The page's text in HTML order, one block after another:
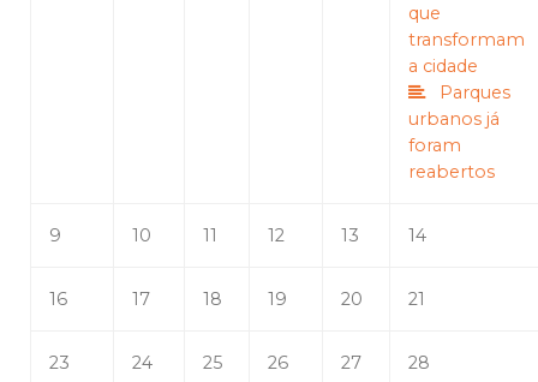
que
transformam
a cidade
Parques
urbanos já
foram
reabertos
9 10 11 12 13 14
16 17 18 19 20 21
23 24 25 26 27 28